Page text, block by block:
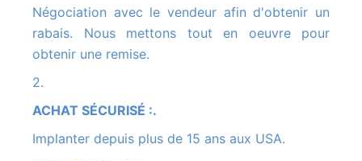
Négociation avec le vendeur afin d'obtenir un
rabais. Nous mettons tout en oeuvre pour
obtenir une remise.
2.
ACHAT SÉCURISÉ :.
Implanter depuis plus de 15 ans aux USA.